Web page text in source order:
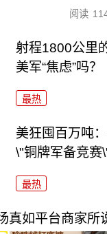
阅读
射程1800公里
美军“焦虑”吗？
最热
美狂囤百万吨
\"铜牌军备竞赛
最热
真如平台商家所